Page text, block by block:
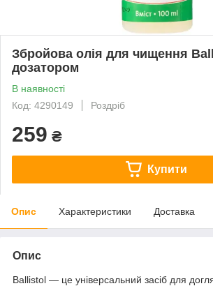
Збройова олія для чищення
дозатором
В наявності
Код: 4290149
Роздріб
259 ₴
Купити
Опис Характеристики Доставка
Опис
Ballistol — це універсальний засіб для